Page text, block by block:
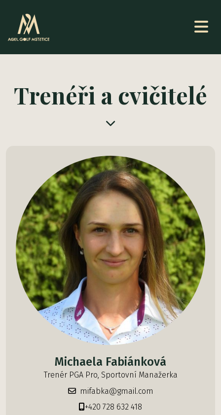
Trenéři a cvičitelé
Michaela Fabiánková
Trenér PGA Pro, Sportovní Manažerka
mifabka@gmail.com
+420 728 632 418